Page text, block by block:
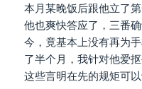
本月某晚饭后跟他立了
他也爽快答应了，三番
今，竟基本上没有再为
了半个月，我针对他爱
这些言明在先的规矩可